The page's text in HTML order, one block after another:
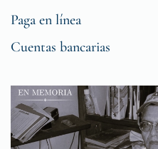
Paga en línea
Cuentas bancarias